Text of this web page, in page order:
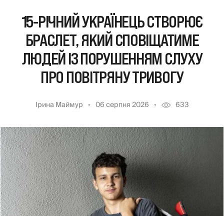
15-РІЧНИЙ УКРАЇНЕЦЬ СТВОРЮЄ
БРАСЛЕТ, ЯКИЙ СПОВІЩАТИМЕ
ЛЮДЕЙ ІЗ ПОРУШЕННЯМ СЛУХУ
ПРО ПОВІТРЯНУ ТРИВОГУ
Ірина Маймур 06 серпня 2026 633